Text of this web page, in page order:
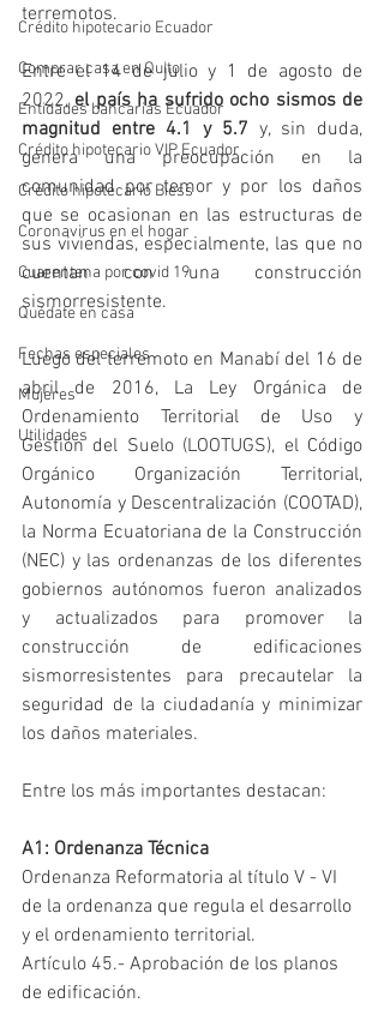
Crédito hipotecario Ecuador
Comprar casa en Quito
Entidades bancarias Ecuador
Crédito hipotecario VIP Ecuador
Crédito hipotecario Biess
Coronavirus en el hogar
Cuarentena por covid 19
Quédate en casa
Fechas especiales
Mujeres
Utilidades
terremotos.
Entre el 14 de julio y 1 de agosto de
2022, el país ha sufrido ocho sismos de
magnitud entre 4.1 y 5.7 y, sin duda,
genera una preocupación en la
comunidad por temor y por los daños
que se ocasionan en las estructuras de
sus viviendas, especialmente, las que no
cuentan con una construcción
sismorresistente.
Luego del terremoto en Manabí del 16 de
abril de 2016, La Ley Orgánica de
Ordenamiento Territorial de Uso y
Gestión del Suelo (LOOTUGS), el Código
Orgánico Organización Territorial,
Autonomía y Descentralización (COOTAD),
la Norma Ecuatoriana de la Construcción
(NEC) y las ordenanzas de los diferentes
gobiernos autónomos fueron analizados
y actualizados para promover la
construcción de edificaciones
sismorresistentes para precautelar la
seguridad de la ciudadanía y minimizar
los daños materiales.
Entre los más importantes destacan:
A1: Ordenanza Técnica
Ordenanza Reformatoria al título V - VI
de la ordenanza que regula el desarrollo
y el ordenamiento territorial.
Artículo 45.- Aprobación de los planos
de edificación.